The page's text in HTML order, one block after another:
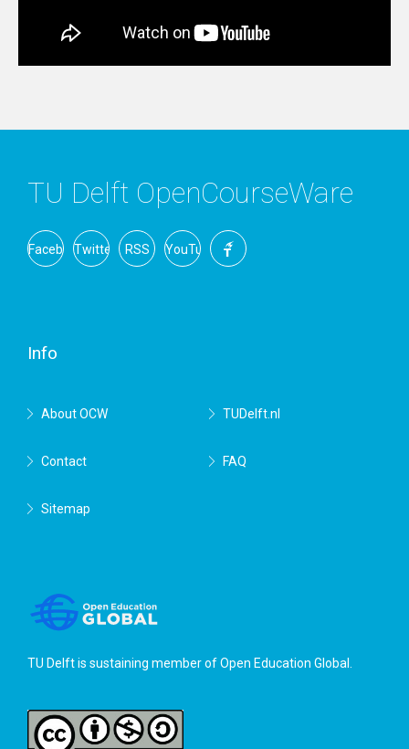
TU Delft OpenCourseWare
FacebookTwitter RSS YouTube
Info
About OCW TUDelft.nl
Contact FAQ
Sitemap
TU Delft is sustaining member ofOpen Education Global